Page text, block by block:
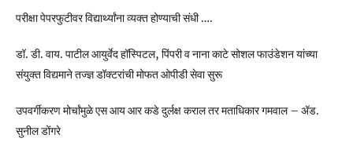
परीक्षा पेपरफुटीवर विद्यार्थ्यांना व्यक्त होण्याची संधी ….
डॉ. डी. वाय. पाटील आयुर्वेद हॉस्पिटल, पिंपरी व नाना काटे सोशल फाउंडेशन यांच्या
संयुक्त विद्यमाने तज्ज्ञ डॉक्टरांची मोफत ओपीडी सेवा सुरू
उपवर्गीकरण मोर्चांमुळे एस आय आर कडे दुर्लक्ष कराल तर मताधिकार गमवाल – ॲड.
सुनील डोंगरे